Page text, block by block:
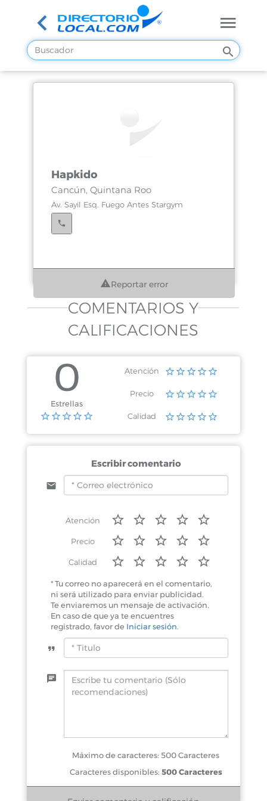
Hapkido
Cancún, Quintana Roo
Av. Sayil Esq. Fuego Antes Stargym
Reportar error
COMENTARIOS Y
CALIFICACIONES
0
Estrellas
Atención
Precio
Calidad
Escribir comentario
Atención
Precio
Calidad
* Tu correo no aparecerá en el comentario,
ni será utilizado para enviar publicidad.
Te enviaremos un mensaje de activación.
En caso de que ya te encuentres
registrado, favor de Iniciar sesión.
Máximo de caracteres: 500 Caracteres
Caracteres disponibles: 500 Caracteres